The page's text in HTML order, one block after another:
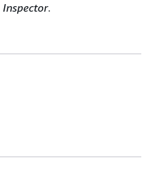
Inspector.